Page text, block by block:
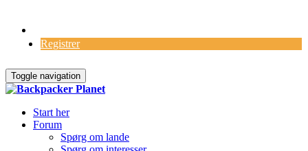
Registrer
Toggle navigation
Start her
Forum
Spørg om lande